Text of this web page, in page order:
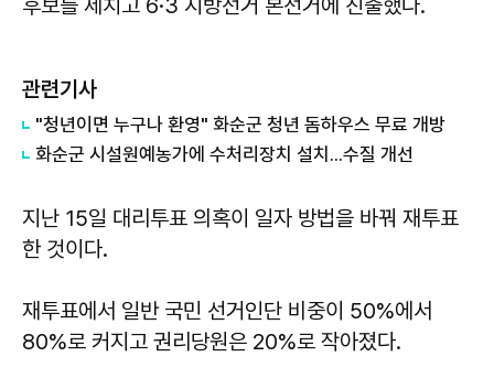
후보를 제치고 6·3 지방선거 본선거에 진출했다.
관련기사
"청년이면 누구나 환영" 화순군 청년 돔하우스 무료 개방
화순군 시설원예농가에 수처리장치 설치...수질 개선
지난 15일 대리투표 의혹이 일자 방법을 바꿔 재투표
한 것이다.
재투표에서 일반 국민 선거인단 비중이 50%에서
80%로 커지고 권리당원은 20%로 작아졌다.